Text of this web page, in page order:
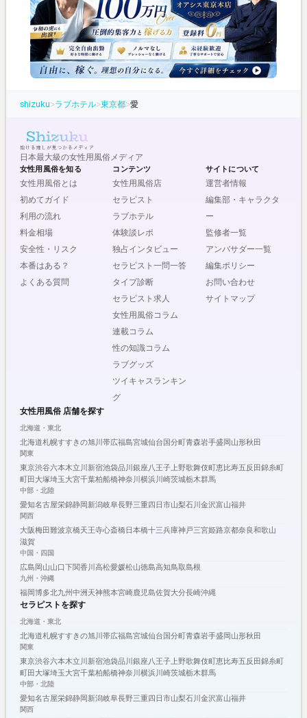
shizuku>ラブホテル>東京都>愛
日本最大級の女性用風俗メディア
女性用風俗を知る
女性用風俗とは
初めてガイド
利用の流れ
料金相場
安全性・リスク
本番はある？
よくある質問
コンテンツ
女性用風俗店
セラピスト
ラブホテル
体験談レポ
独占インタビュー
セラピスト一問一答
タイプ診断
セラピスト求人
女性用風俗コラム
連載コラム
性の知識コラム
ラブグッズ
ツイキャスランキン
グ
サイトについて
運営者情報
編集部・キャラクタ
ー
監修者一覧
アンバサダー一覧
編集ポリシー
お問い合わせ
サイトマップ
女性用風俗 店舗を探す
北海道・東北
北海道札幌すすきの旭川 帯広福島宮城仙台 国分町青森岩手盛岡山形秋田
関東
東京渋谷六本木立川 新宿池袋品川 銀座八王子上野歌舞伎町恵比寿五反田錦糸町
町田大塚埼玉大宮千葉柏船橋神奈川 横浜川崎茨城栃木群馬
中部・北陸
愛知名古屋栄錦静岡新潟岐阜長野三重四日市山梨石川 金沢富山福井
関西
大阪梅田難波京橋天王寺心斎橋日本橋十三兵庫神戸三宮姫路京都奈良和歌山
滋賀
中国・四国
広島 岡山山口下関香川 高松愛媛松山徳島高知鳥取島根
九州・沖縄
福岡博多北九州中洲 天神熊本宮崎鹿児島佐賀大分長崎沖縄
セラピストを探す
北海道・東北
北海道札幌すすきの旭川 帯広福島宮城仙台 国分町青森岩手盛岡山形秋田
関東
東京渋谷六本木立川 新宿池袋品川 銀座八王子上野歌舞伎町恵比寿五反田錦糸町
町田大塚埼玉大宮千葉柏船橋神奈川 横浜川崎茨城栃木群馬
中部・北陸
愛知名古屋栄錦静岡新潟岐阜長野三重四日市山梨石川 金沢富山福井
関西